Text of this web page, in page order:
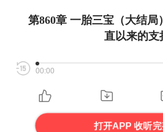
第860章 一胎三宝（大结局
直以来的支
00:00
打开APP 收听